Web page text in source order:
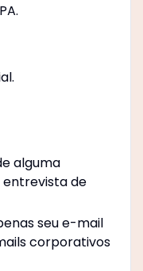
alguma
de
seu e-mail
corporativos